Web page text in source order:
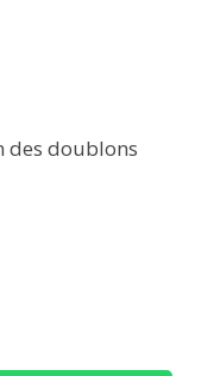
des doublons